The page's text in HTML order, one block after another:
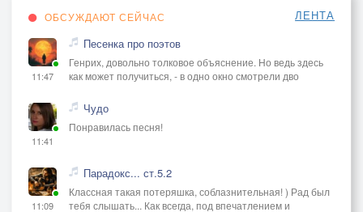
ОБСУЖДАЮТ СЕЙЧАС ЛЕНТА
11:47
Песенка про поэтов
Генрих, довольно толковое объяснение. Но ведь здесь
как может получиться, - в одно окно смотрели дво
11:41
Чудо
Понравилась песня!
11:09
Парадокс... ст.5.2
Классная такая потеряшка, соблазнительная! ) Рад был
тебя слышать... Как всегда, под впечатлением и